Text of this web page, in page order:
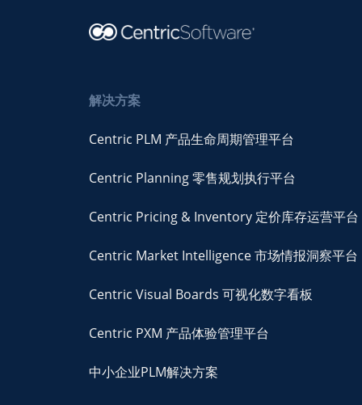
解决方案
Centric PLM 产品生命周期管理平台
Centric Planning 零售规划执行平台
Centric Pricing & Inventory 定价库存运营平台
Centric Market Intelligence 市场情报洞察平台
Centric Visual Boards 可视化数字看板
Centric PXM 产品体验管理平台
中小企业PLM解决方案